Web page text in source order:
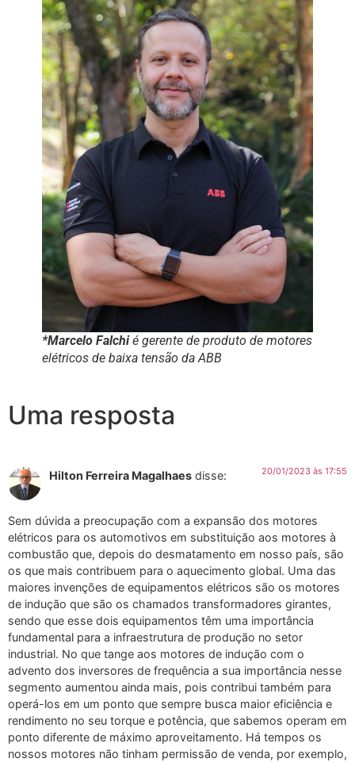
*Marcelo Falchié gerente de produto de motores
elétricos de baixa tensão da ABB
Uma resposta
Hilton Ferreira Magalhaes disse: 20/01/2023 às 17:55
Sem dúvida a preocupação com a expansão dos motores
elétricos para os automotivos em substituição aos motores à
combustão que, depois do desmatamento em nosso país, são
os que mais contribuem para o aquecimento global. Uma das
maiores invenções de equipamentos elétricos são os motores
de indução que são os chamados transformadores girantes,
sendo que esse dois equipamentos têm uma importância
fundamental para a infraestrutura de produção no setor
industrial. No que tange aos motores de indução com o
advento dos inversores de frequência a sua importância nesse
segmento aumentou ainda mais, pois contribui também para
operá-los em um ponto que sempre busca maior eficiência e
rendimento no seu torque e potência, que sabemos operam em
ponto diferente de máximo aproveitamento. Há tempos os
nossos motores não tinham permissão de venda, por exemplo,